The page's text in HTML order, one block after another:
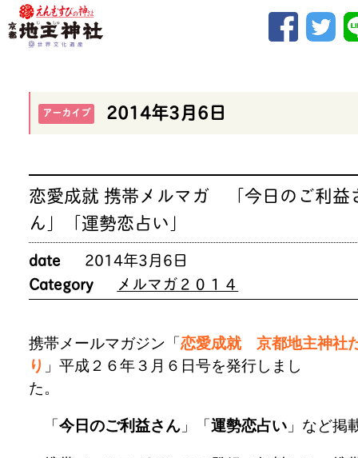
アーカイブ 2014年3月6日
恋愛成就 携帯メルマガ 「今日のご利益
ん」「運勢恋占い」
date
2014年3月6日
Category
メルマガ２０１４
携帯メールマガジン「恋愛成就 京都地主神社
り 」平成２６年３月６日号を発行しまし
た
「今日のご利益さん 」「運勢恋占い 」など掲